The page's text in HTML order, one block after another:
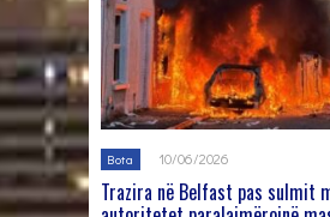
Bota 10/06/2026
Trazira në Belfast pas sulmit